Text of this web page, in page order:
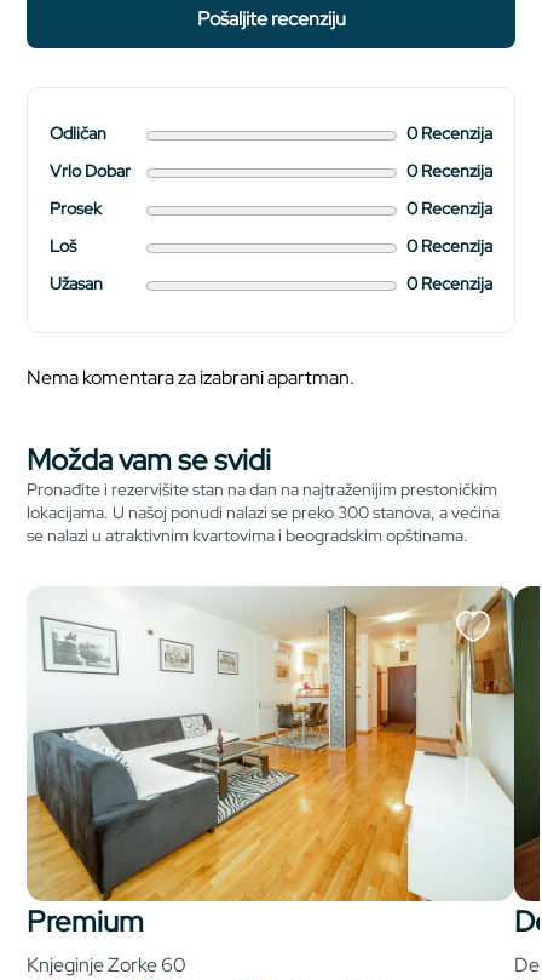
pošaljite recenziju
Odličan
0 Recenzija
Vrlo Dobar
0 Recenzija
Prosek
0 Recenzija
Loš
0 Recenzija
Užasan
0 Recenzija
Nema komentara za izabrani apartman.
Možda vam se svidi
Pronađite i rezervišite stan na dan na najtraženijim prestoničkim
lokacijama. U našoj ponudi nalazi se preko 300 stanova, a većina
se nalazi u atraktivnim kvartovima i beogradskim opštinama.
premium
Knjeginje Zorke 60